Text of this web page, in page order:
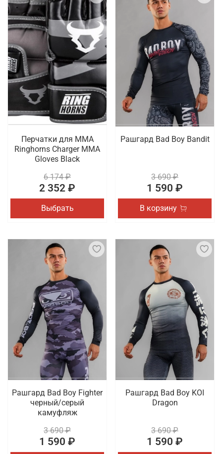
Перчатки для ММА
Ringhorns Charger MMA
Gloves Black
6 174 ₽
2 352 ₽
Выбрать
Рашгард Bad Boy Bandit
3 690 ₽
1 590 ₽
В корзину
Рашгард Bad Boy Fighter
черный/серый
камуфляж
3 690 ₽
1 590 ₽
Рашгард Bad Boy KOI
Dragon
3 690 ₽
1 590 ₽